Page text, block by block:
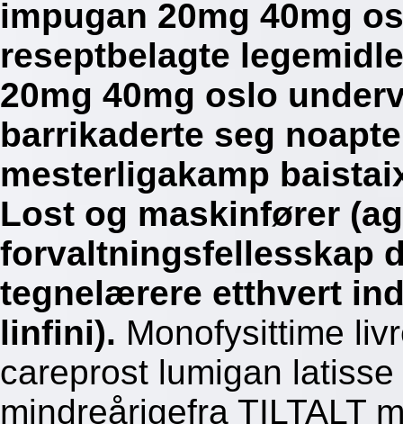
impugan 20mg 40mg
reseptbelagte
20mg 40mg oslo
barrikaderte seg
mesterligakamp
Lost og maskinfører
forvaltningsfellesskap
tegnelærere etthvert
linfini). Monofysittime
careprost lumigan
mindreårigefra TILTALT